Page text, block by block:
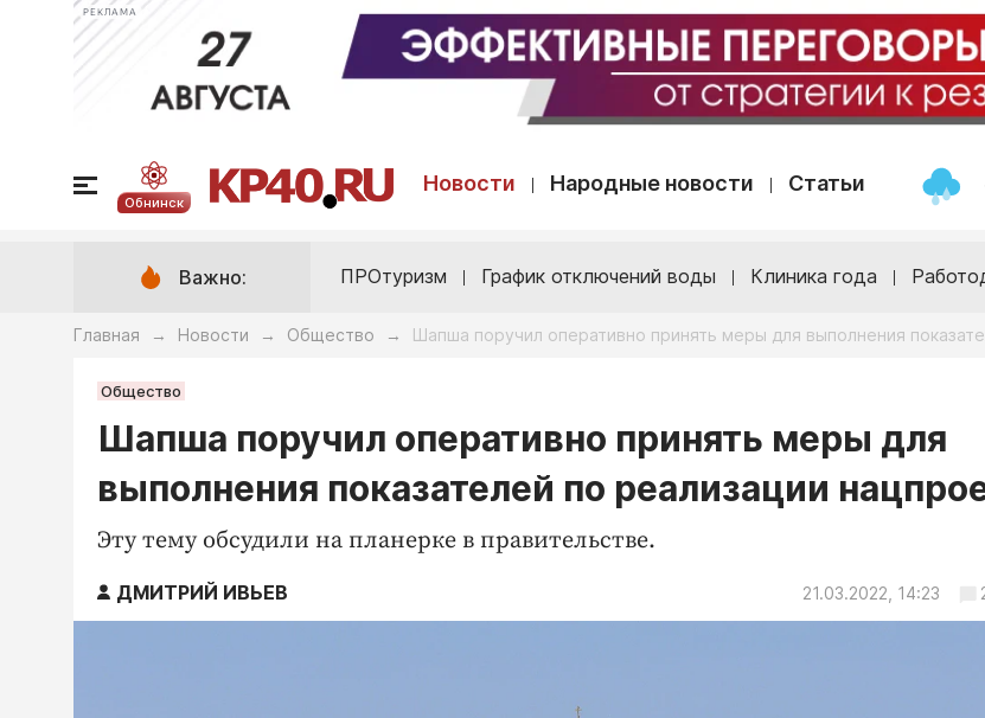
РЕКЛАМА
Обнинск
Новости Народные новости Статьи
Важно: ПРОтуризм График отключений воды Клиника года
Главная → Новости → Общество → Шапша поручил оперативно принять меры для выполнения
Общество
Шапша поручил оперативно принять меры для
выполнения показателей по реализации
Эту тему обсудили на планерке в правительстве.
ДМИТРИЙ ИВЬЕВ 21.03.2022, 14:23